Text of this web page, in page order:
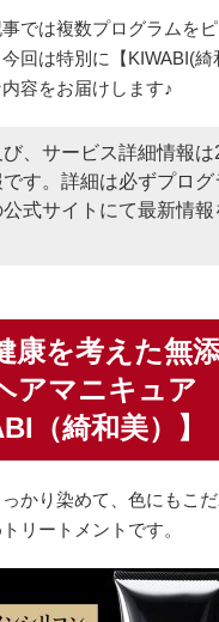
では複数プログラムを
回は特別に【KIWABI(綺
容をお届けします♪
、サービス詳細情報は
です。詳細は必ずプログ
式サイトにて最新情報
康を考えた無
アマニキュア
（綺和美）】
かり染めて、色にもこだ
リートメントです。